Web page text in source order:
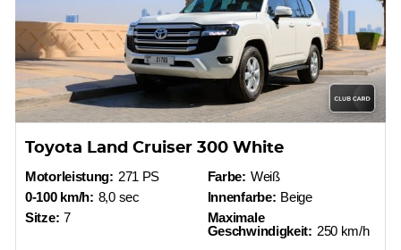
Toyota Land Cruiser 300 White
Motorleistung: 271 PS
0-100 km/h: 8,0 sec
Sitze: 7
Farbe: Weiß
Innenfarbe: Beige
Maximale
Geschwindigkeit: 250 km/h